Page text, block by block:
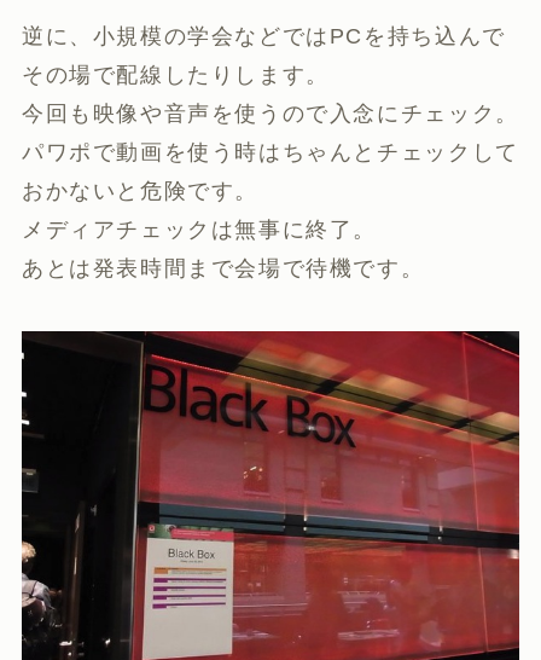
逆に、小規模の学会などではPCを持ち込んで
その場で配線したりします。
今回も映像や音声を使うので入念にチェック。
パワポで動画を使う時はちゃんとチェックして
おかないと危険です。
メディアチェックは無事に終了。
あとは発表時間まで会場で待機です。